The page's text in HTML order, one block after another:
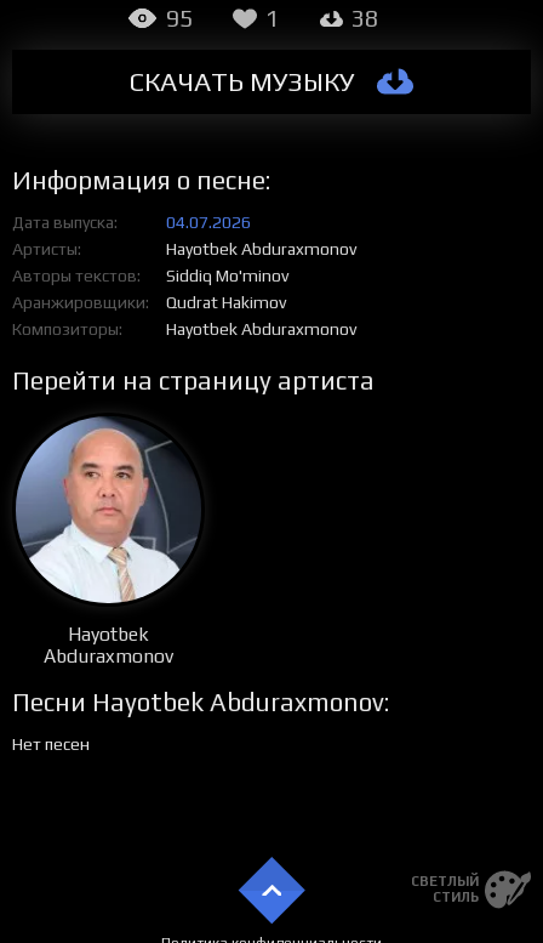
СКАЧАТЬ МУЗЫКУ
95 1 38
Информация о песне:
Дата выпуска
04.07.2026
Артисты
Hayotbek Abduraxmonov
Авторы текстов
Siddiq Mo'minov
Аранжировщики
Qudrat Hakimov
Композиторы
Hayotbek Abduraxmonov
Перейти на страницу артиста
Hayotbek
Abduraxmonov
Песни Hayotbek Abduraxmonov:
Нет песен
СВЕТЛЫЙ
СТИЛЬ